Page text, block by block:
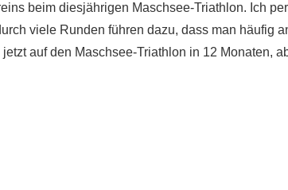
beim diesjährigen Maschsee-Triathlon. Ich
viele Runden führen dazu, dass man häufig
auf den Maschsee-Triathlon in 12 Monaten,